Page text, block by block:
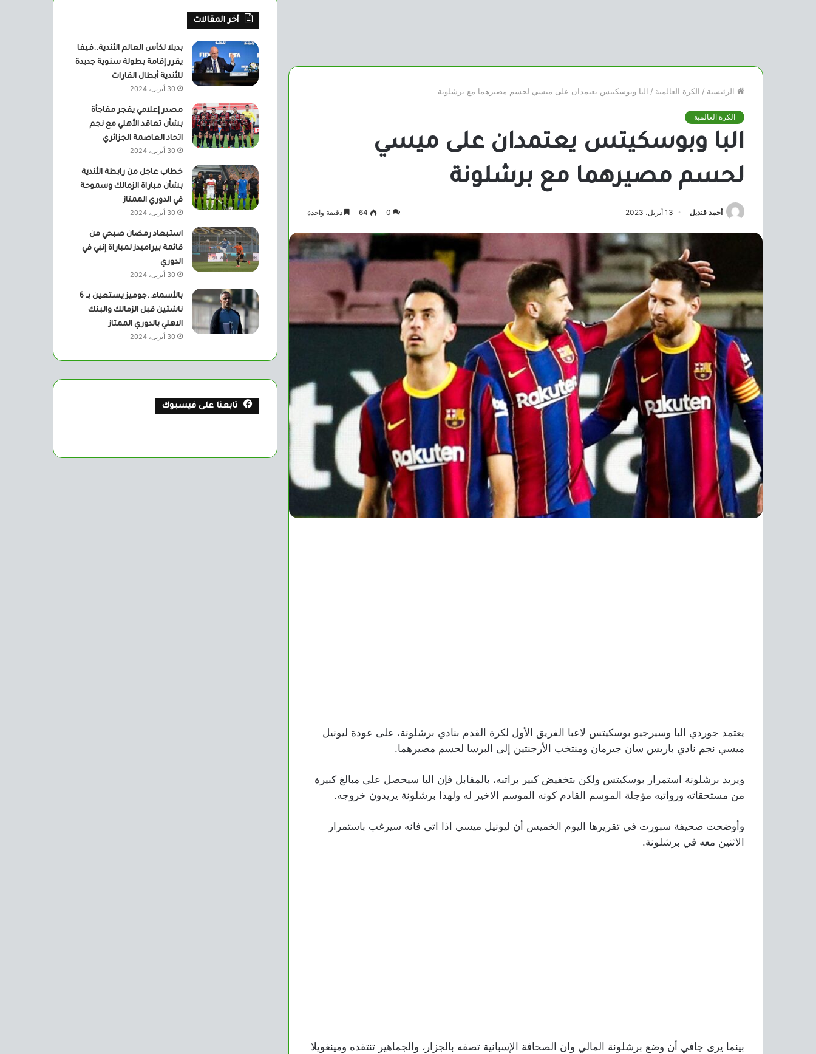
الرئيسية / الكرة العالمية / البا وبوسكيتس يعتمدان على ميسي لحسم مصيرهما مع برشلونة
الكرة العالمية
البا وبوسكيتس يعتمدان على ميسي
لحسم مصيرهما مع برشلونة
أحمد قنديل 13 أبريل، 2023 0
64 دقيقة واحدة
يعتمد جوردي البا وسيرجيو بوسكيتس لاعبا الفريق الأول لكرة القدم بنادي برشلونة، على عودة ليونيل
ميسي نجم نادي باريس سان جيرمان ومنتخب الأرجنتين إلى البرسا لحسم مصيرهما.
ويريد برشلونة استمرار بوسكيتس ولكن بتخفيض كبير براتبه، بالمقابل فإن البا سيحصل على مبالغ كبيرة
من مستحقاته ورواتبه مؤجلة الموسم القادم كونه الموسم الاخير له ولهذا برشلونة يريدون خروجه.
وأوضحت صحيفة سبورت في تقريرها اليوم الخميس أن ليونيل ميسي اذا اتى فانه سيرغب باستمرار
الاثنين معه في برشلونة.
بينما يرى جافي أن وضع برشلونة المالي وان الصحافة الإسبانية تصفه بالجزار، والجماهير تنتقده ومينغويلا
أخر المقالات
بديلا لكأس العالم الأندية..فيفا
يقرر إقامة بطولة سنوية جديدة
للأندية أبطال القارات
30 أبريل، 2024
مصدر إعلامي يفجر مفاجأة
بشأن تعاقد الأهلي مع نجم
اتحاد العاصمة الجزائري
30 أبريل، 2024
خطاب عاجل من رابطة الأندية
بشأن مباراة الزمالك وسموحة
في الدوري الممتاز
30 أبريل، 2024
استبعاد رمضان صبحي من
قائمة بيراميدز لمباراة إنبي في
الدوري
30 أبريل، 2024
بالأسماء..جوميز يستعين بــ 6
ناشئين قبل الزمالك والبنك
الاهلي بالدوري الممتاز
30 أبريل، 2024
تابعنا على فيسبوك